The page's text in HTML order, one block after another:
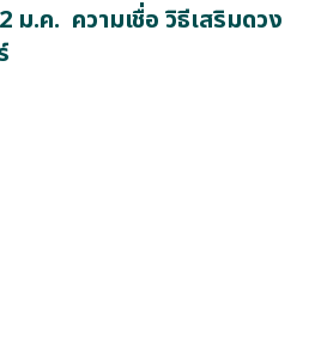
ม.ค. ความเชื่อ วิธีเสริมดวง